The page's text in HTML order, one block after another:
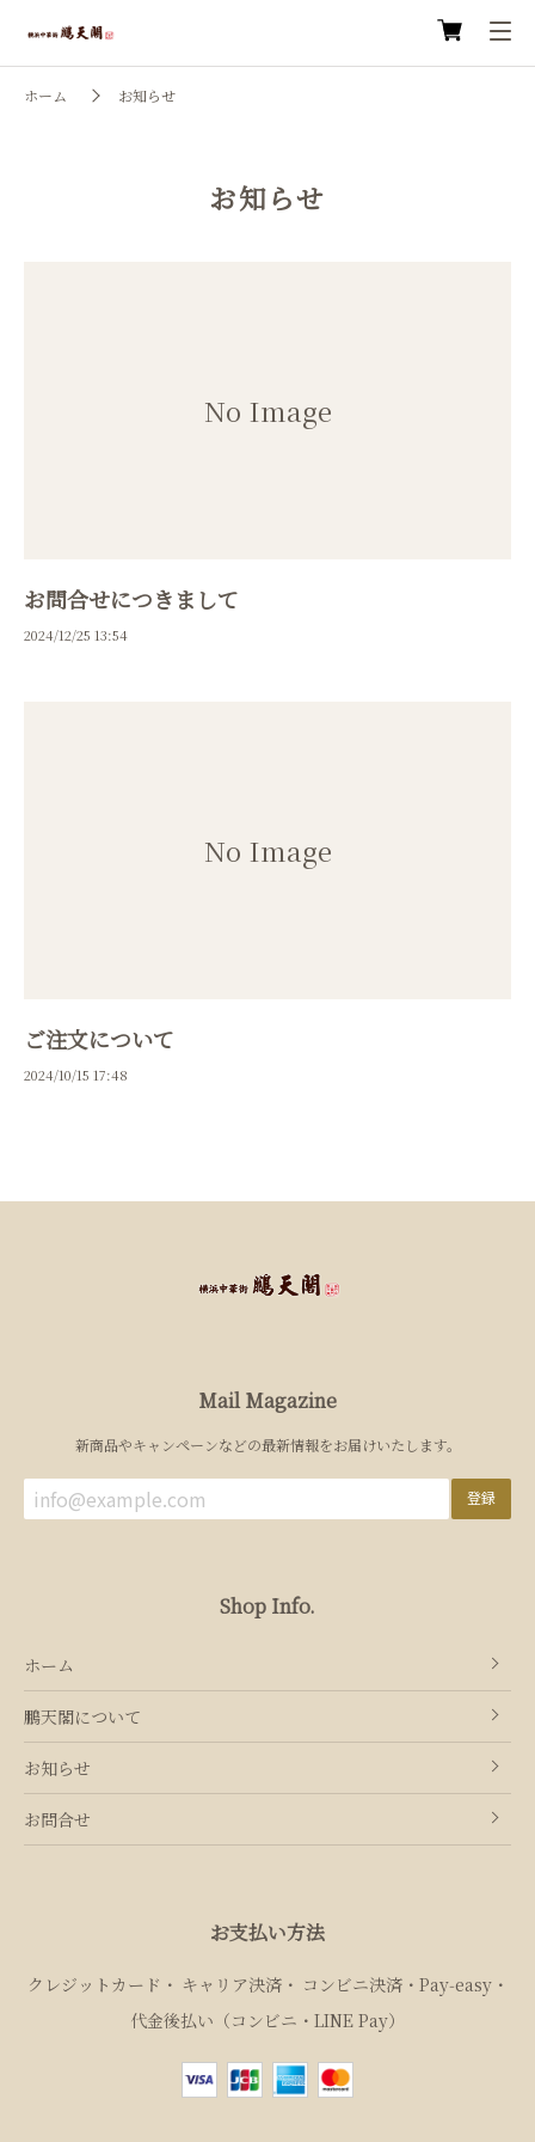
ホーム お知らせ
お知らせ
お問合せにつきまして
2024/12/25 13:54
ご注文について
2024/10/15 17:48
Mail Magazine
新商品やキャンペーンなどの最新情報をお届けいたします。
登録
Shop Info.
ホーム
鵬天閣について
お知らせ
お問合せ
お支払い方法
クレジットカード キャリア決済
コンビニ決済・Pay‑easy
代金後払い（コンビニ・LINE Pay）